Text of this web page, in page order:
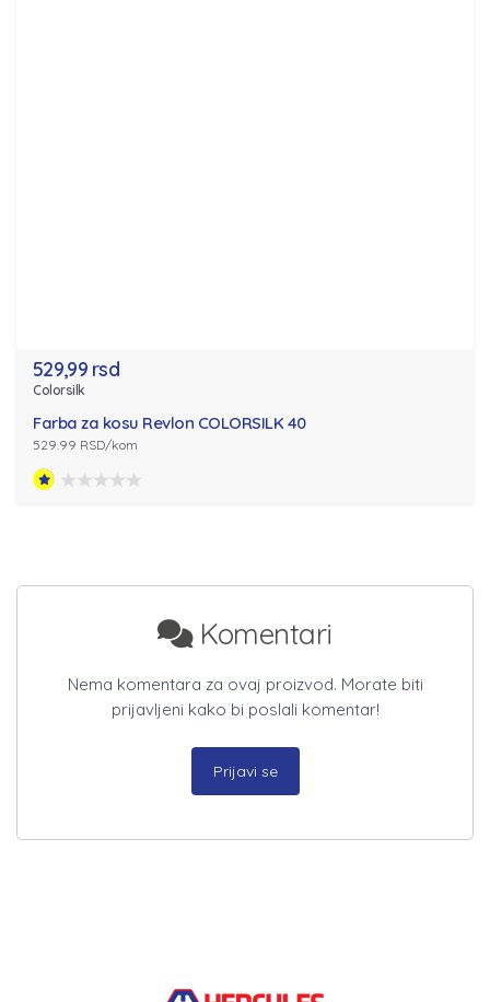
529,99 rsd
Colorsilk
Farba za kosu Revlon COLORSILK 40
529.99 RSD/kom
Komentari
Nema komentara za ovaj proizvod. Morate biti
prijavljeni kako bi poslali komentar!
Prijavi se